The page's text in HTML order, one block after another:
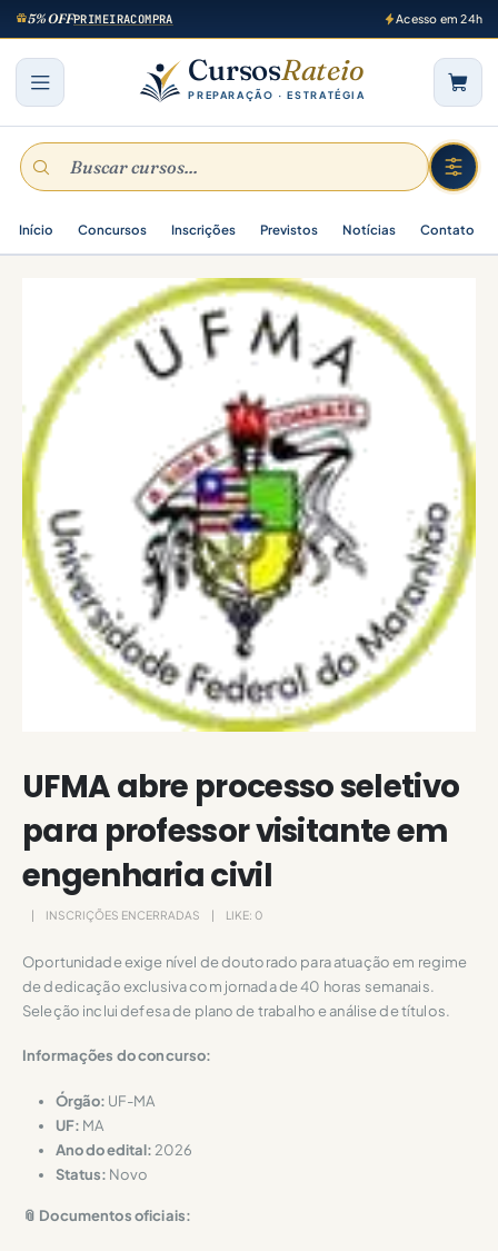
5% OFFPRIMEIRACOMPRA Acesso em 24h
CursosRateio
PREPARAÇÃO · ESTRATÉGIA
Início Concursos Inscrições Previstos Notícias Contato
UFMA abre processo seletivo
para professor visitante em
engenharia civil
INSCRIÇÕES ENCERRADAS LIKE: 0
Oportunidade exige nível de doutorado para atuação em regime
de dedicação exclusiva com jornada de 40 horas semanais.
Seleção inclui defesa de plano de trabalho e análise de títulos.
Informações do concurso:
Órgão: UF-MA
UF: MA
Ano do edital: 2026
Status: Novo
📎 Documentos oficiais: